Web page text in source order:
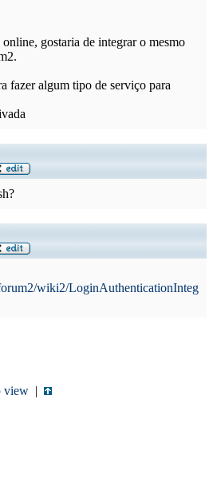
gostaria de integrar o mesmo
fazer algum tipo de serviço para
wiki2/LoginAuthenticationInteg
view |